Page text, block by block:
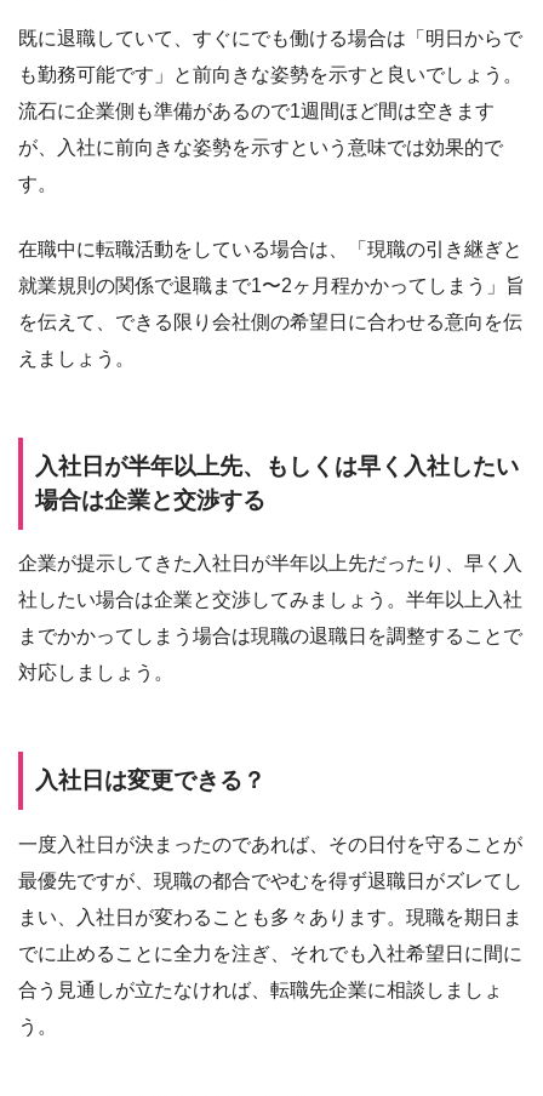
既に退職していて、すぐにでも働ける場合は「明日からで
も勤務可能です」と前向きな姿勢を示すと良いでしょう。
流石に企業側も準備があるので1週間ほど間は空きます
が、入社に前向きな姿勢を示すという意味では効果的で
す。
在職中に転職活動をしている場合は、「現職の引き継ぎと
就業規則の関係で退職まで1〜2ヶ月程かかってしまう」旨
を伝えて、できる限り会社側の希望日に合わせる意向を伝
えましょう。
入社日が半年以上先、もしくは早く入社したい
場合は企業と交渉する
企業が提示してきた入社日が半年以上先だったり、早く入
社したい場合は企業と交渉してみましょう。半年以上入社
までかかってしまう場合は現職の退職日を調整することで
対応しましょう。
入社日は変更できる？
一度入社日が決まったのであれば、その日付を守ることが
最優先ですが、現職の都合でやむを得ず退職日がズレてし
まい、入社日が変わることも多々あります。現職を期日ま
でに止めることに全力を注ぎ、それでも入社希望日に間に
合う見通しが立たなければ、転職先企業に相談しましょ
う。